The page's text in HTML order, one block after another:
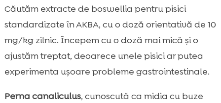
Căutăm extracte de boswellia pentru pisici
standardizate în AKBA, cu o doză orientativă de 10
mg/kg zilnic. Începem cu o doză mai mică și o
ajustăm treptat, deoarece unele pisici ar putea
experimenta ușoare probleme gastrointestinale.
Perna canaliculus, cunoscută ca midia cu buze